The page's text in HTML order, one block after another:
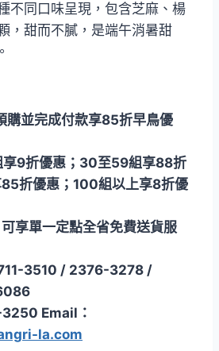
不同口味呈現，包含芝麻、楊
，甜而不膩，是端午消暑甜
並完成付款享85折早鳥優
9折優惠；30至59組享88折
折優惠；100組以上享8折優
享單一定點全省免費送貨服
3510 / 2376-3278 /
Email：
la.com